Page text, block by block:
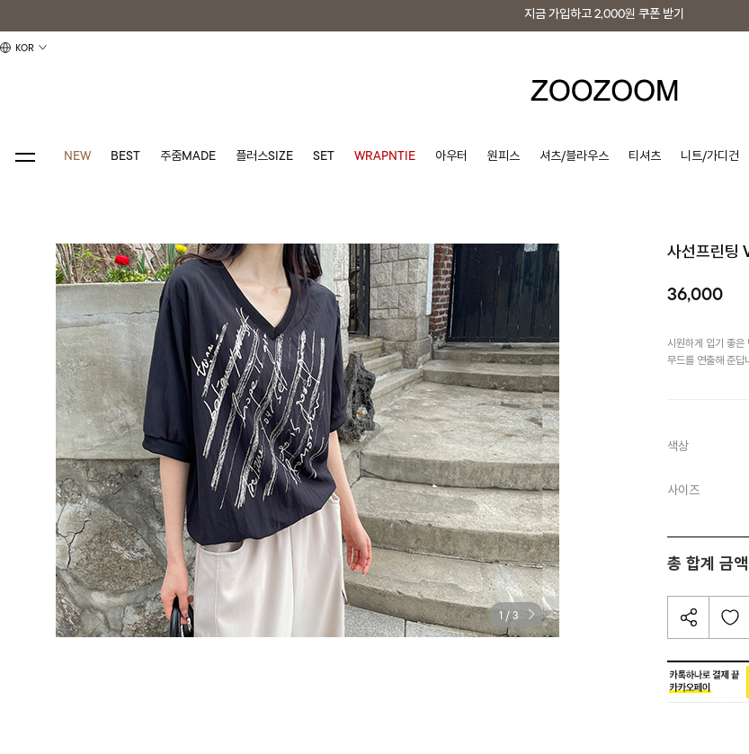
지금 가입하고 2,000원 쿠폰 받기
KOR
NEW BEST 주줌MADE 플러스SIZE SET WRAPNTIE 아우터 원피스 셔츠/블라우스 티셔츠 니트/가디건
1 /3
사선프린팅
36,000
시원하게 입기 좋은
무드를 연출해 준답
색상
사이즈
총 합계 금액